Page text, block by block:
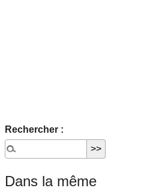
Rechercher :
Dans la même